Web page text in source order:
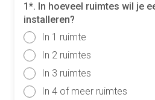
1*. In hoeveel ruimtes wil je
installeren?
In 1 ruimte
In 2 ruimtes
In 3 ruimtes
In 4 of meer ruimtes